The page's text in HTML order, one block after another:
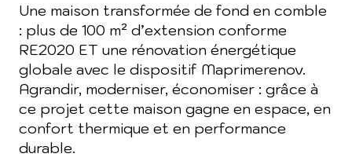
Une maison transformée de fond en comble
: plus de 100 m² d’extension conforme
RE2020 ET une rénovation énergétique
globale avec le dispositif Maprimerenov.
Agrandir, moderniser, économiser : grâce à
ce projet cette maison gagne en espace, en
confort thermique et en performance
durable.